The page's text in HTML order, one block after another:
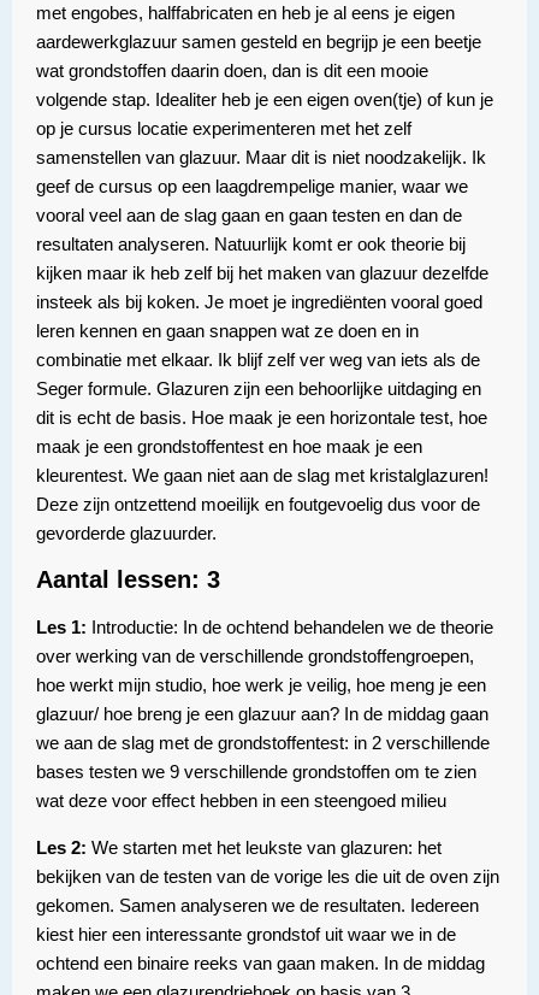
met engobes, halffabricaten en heb je al eens je eigen
aardewerkglazuur samen gesteld en begrijp je een beetje
wat grondstoffen daarin doen, dan is dit een mooie
volgende stap. Idealiter heb je een eigen oven(tje) of kun je
op je cursus locatie experimenteren met het zelf
samenstellen van glazuur. Maar dit is niet noodzakelijk. Ik
geef de cursus op een laagdrempelige manier, waar we
vooral veel aan de slag gaan en gaan testen en dan de
resultaten analyseren. Natuurlijk komt er ook theorie bij
kijken maar ik heb zelf bij het maken van glazuur dezelfde
insteek als bij koken. Je moet je ingrediënten vooral goed
leren kennen en gaan snappen wat ze doen en in
combinatie met elkaar. Ik blijf zelf ver weg van iets als de
Seger formule. Glazuren zijn een behoorlijke uitdaging en
dit is echt de basis. Hoe maak je een horizontale test, hoe
maak je een grondstoffentest en hoe maak je een
kleurentest. We gaan niet aan de slag met kristalglazuren!
Deze zijn ontzettend moeilijk en foutgevoelig dus voor de
gevorderde glazuurder.
Aantal lessen: 3
Les 1: Introductie: In de ochtend behandelen we de theorie
over werking van de verschillende grondstoffengroepen,
hoe werkt mijn studio, hoe werk je veilig, hoe meng je een
glazuur/ hoe breng je een glazuur aan? In de middag gaan
we aan de slag met de grondstoffentest: in 2 verschillende
bases testen we 9 verschillende grondstoffen om te zien
wat deze voor effect hebben in een steengoed milieu
Les 2: We starten met het leukste van glazuren: het
bekijken van de testen van de vorige les die uit de oven zijn
gekomen. Samen analyseren we de resultaten. Iedereen
kiest hier een interessante grondstof uit waar we in de
ochtend een binaire reeks van gaan maken. In de middag